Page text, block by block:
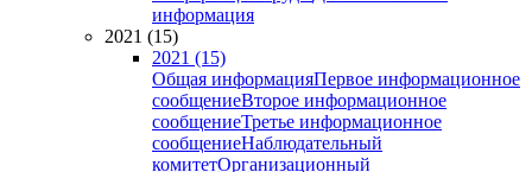
информация
2021 (15)
2021 (15)
Общая информацияПервое информационное
сообщениеВторое информационное
сообщениеТретье информационное
сообщениеНаблюдательный
комитетОрганизационный